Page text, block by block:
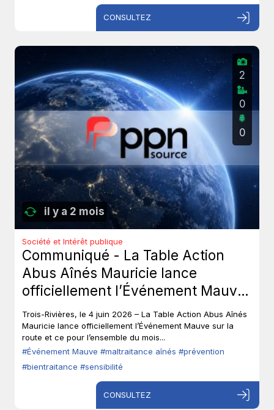
CONSULTEZ
il y a 2 mois
2
0
0
Société et Intérêt publique
Communiqué - La Table Action
Abus Aînés Mauricie lance
officiellement l’Événement Mauve
sur la route.
Trois-Rivières, le 4 juin 2026 – La Table Action Abus Aînés
Mauricie lance officiellement l’Événement Mauve sur la
route et ce pour l’ensemble du mois...
#Événement Mauve #maltraitance aînés #prévention
#bientraitance #sensibilité
CONSULTEZ